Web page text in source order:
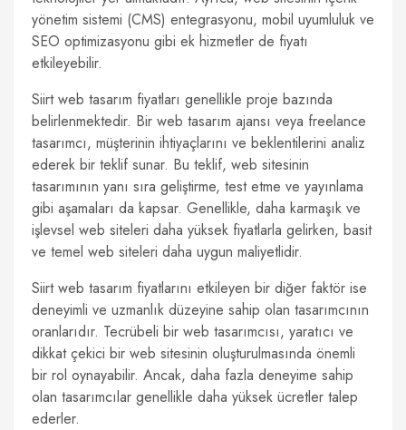
yönetim sistemi (CMS) entegrasyonu, mobil uyumluluk ve
SEO optimizasyonu gibi ek hizmetler de fiyatı
etkileyebilir.
Siirt web tasarım fiyatları genellikle proje bazında
belirlenmektedir. Bir web tasarım ajansı veya freelance
tasarımcı, müşterinin ihtiyaçlarını ve beklentilerini analiz
ederek bir teklif sunar. Bu teklif, web sitesinin
tasarımının yanı sıra geliştirme, test etme ve yayınlama
gibi aşamaları da kapsar. Genellikle, daha karmaşık ve
işlevsel web siteleri daha yüksek fiyatlarla gelirken, basit
ve temel web siteleri daha uygun maliyetlidir.
Siirt web tasarım fiyatlarını etkileyen bir diğer faktör ise
deneyimli ve uzmanlık düzeyine sahip olan tasarımcının
oranlarıdır. Tecrübeli bir web tasarımcısı, yaratıcı ve
dikkat çekici bir web sitesinin oluşturulmasında önemli
bir rol oynayabilir. Ancak, daha fazla deneyime sahip
olan tasarımcılar genellikle daha yüksek ücretler talep
ederler.